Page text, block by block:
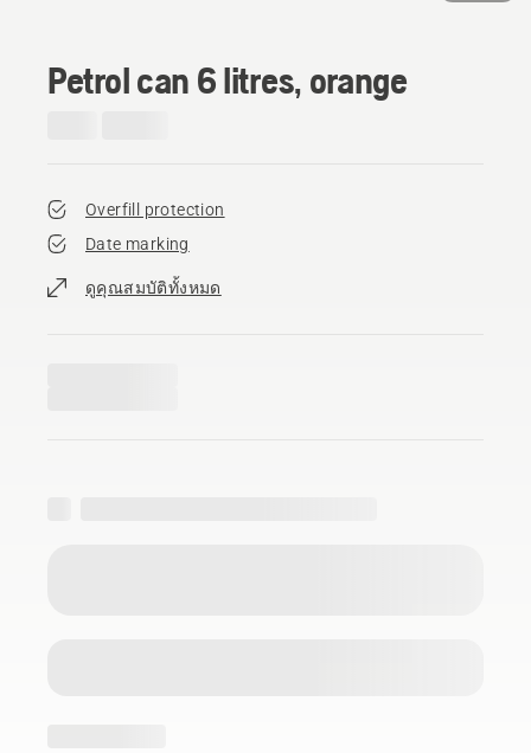
Petrol can 6 litres, orange
Overfill protection
Date marking
ดูคุณสมบัติทั้งหมด